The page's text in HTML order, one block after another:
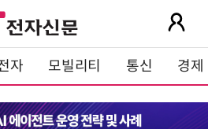
자 모빌리티 통신 경제